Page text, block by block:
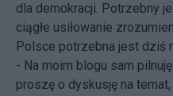
dla demokracji. Potrzebny
ciągłe usiłowanie
Polsce potrzebna jest dziś
- Na moim blogu sam
proszę o dyskusję na